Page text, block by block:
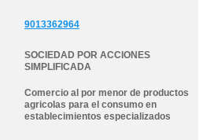
9013362964
SOCIEDAD POR ACCIONES
SIMPLIFICADA
Comercio al por menor de productos
agricolas para el consumo en
establecimientos especializados